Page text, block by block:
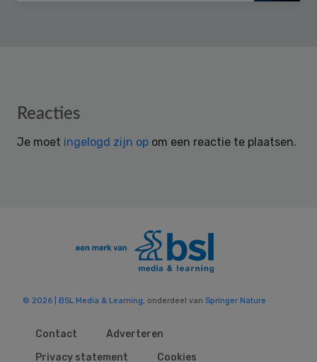
Reader
Reacties
Je moet ingelogd zijn op om een reactie te plaatsen.
© 2026 | BSL Media & Learning , onderdeel van Springer Nature
Contact
Adverteren
Privacy statement
Cookies